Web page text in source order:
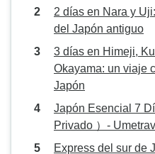
2 días en Nara y
del Japón antiguo
3 días en Himeji,
Okayama: un viaje
Japón
Japón Esencial 7
Privado ）-
Express del sur de